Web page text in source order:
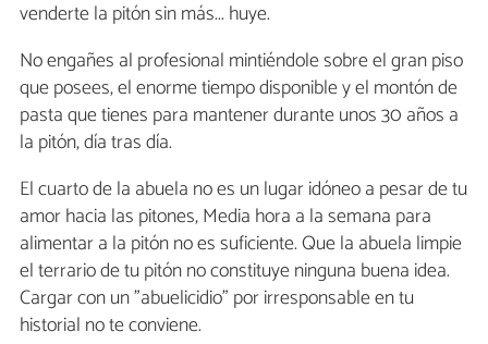
venderte la pitón sin más... huye.
No engañes al profesional mintiéndole sobre el gran piso
que posees, el enorme tiempo disponible y el montón de
pasta que tienes para mantener durante unos 30 años a
la pitón, día tras día.
El cuarto de la abuela no es un lugar idóneo a pesar de tu
amor hacia las pitones, Media hora a la semana para
alimentar a la pitón no es suficiente. Que la abuela limpie
el terrario de tu pitón no constituye ninguna buena idea.
Cargar con un "abuelicidio" por irresponsable en tu
historial no te conviene.